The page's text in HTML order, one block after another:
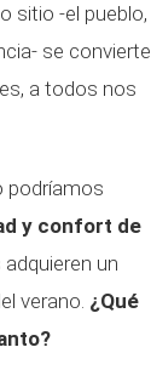
sitio -el pueblo,
se convierte
a todos nos
podríamos
y confort de
un
verano. ¿Qué